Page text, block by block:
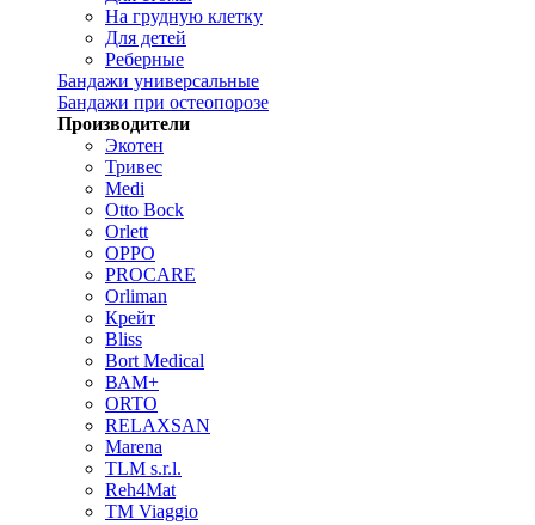
На грудную клетку
Для детей
Реберные
Бандажи универсальные
Бандажи при остеопорозе
Производители
Экотен
Тривес
Medi
Otto Bock
Orlett
OPPO
PROCARE
Orliman
Крейт
Bliss
Bort Medical
ВАМ+
ORTO
RELAXSAN
Marena
TLM s.r.l.
Reh4Mat
TM Viaggio